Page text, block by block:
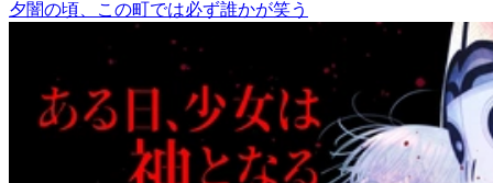
夕闇の頃、この町では必ず誰かが笑う